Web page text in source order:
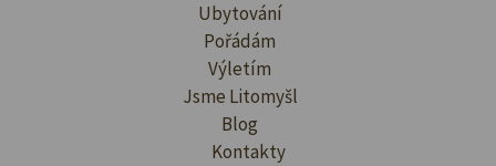
Ubytování
Pořádám
Výletím
Jsme Litomyšl
Blog
Kontakty